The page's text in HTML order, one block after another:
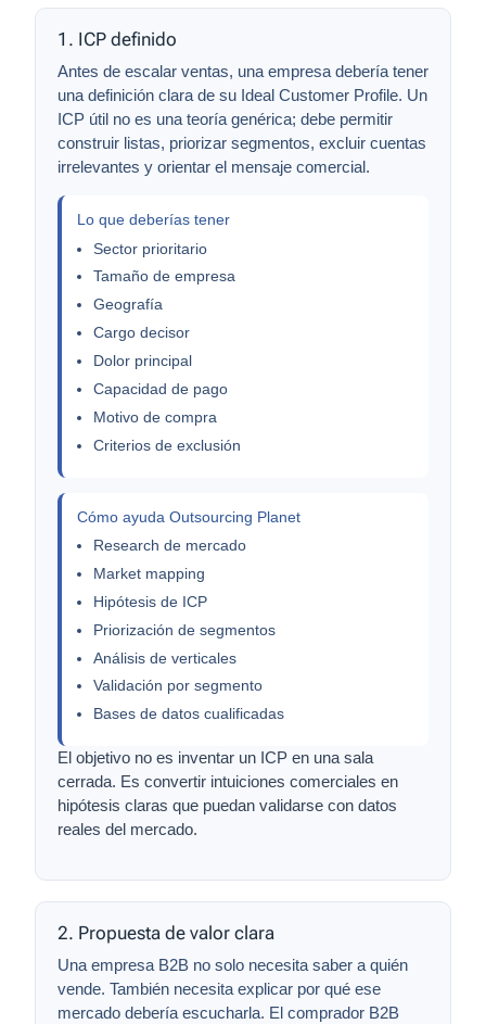
1. ICP definido
Antes de escalar ventas, una empresa debería tener
una definición clara de su Ideal Customer Profile. Un
ICP útil no es una teoría genérica; debe permitir
construir listas, priorizar segmentos, excluir cuentas
irrelevantes y orientar el mensaje comercial.
Lo que deberías tener
Sector prioritario
Tamaño de empresa
Geografía
Cargo decisor
Dolor principal
Capacidad de pago
Motivo de compra
Criterios de exclusión
Cómo ayuda Outsourcing Planet
Research de mercado
Market mapping
Hipótesis de ICP
Priorización de segmentos
Análisis de verticales
Validación por segmento
Bases de datos cualificadas
El objetivo no es inventar un ICP en una sala
cerrada. Es convertir intuiciones comerciales en
hipótesis claras que puedan validarse con datos
reales del mercado.
2. Propuesta de valor clara
Una empresa B2B no solo necesita saber a quién
vende. También necesita explicar por qué ese
mercado debería escucharla. El comprador B2B